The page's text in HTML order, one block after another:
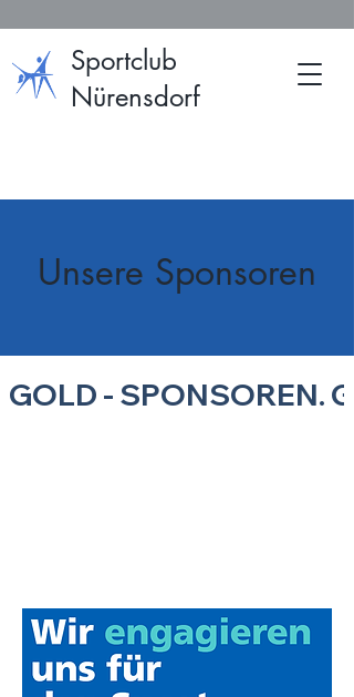
Sportclub
Nürensdorf
Unsere Sponsoren
GOLD - SPONSOREN.